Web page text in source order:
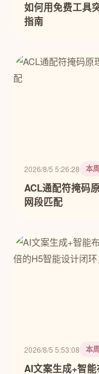
如何用免费工具
指南
2026/8/5 5:26:28 本
ACL通配符掩码
网段匹配
2026/8/5 5:53:08 本
AI文案生成+智